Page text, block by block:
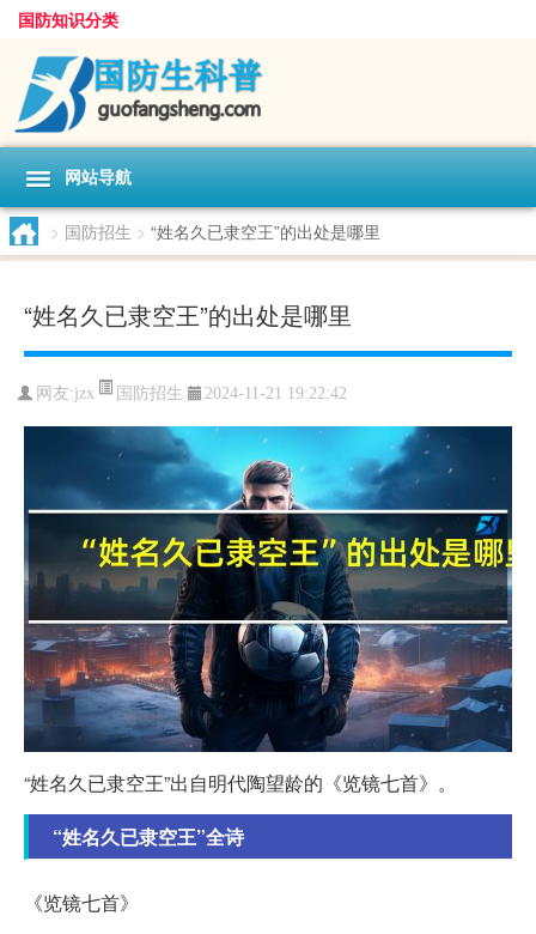
国防知识分类
网站导航
> 国防招生 > “姓名久已隶空王”的出处是哪里
“姓名久已隶空王”的出处是哪里
网友:jzx 国防招生 2024-11-21 19:22:42
“姓名久已隶空王”出自明代陶望龄的《览镜七首》。
“姓名久已隶空王”全诗
《览镜七首》